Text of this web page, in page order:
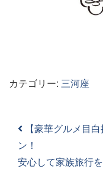
カテゴリー: 三河座
投稿ナビゲ
【豪華グルメ目
ン！
安心して家族旅行